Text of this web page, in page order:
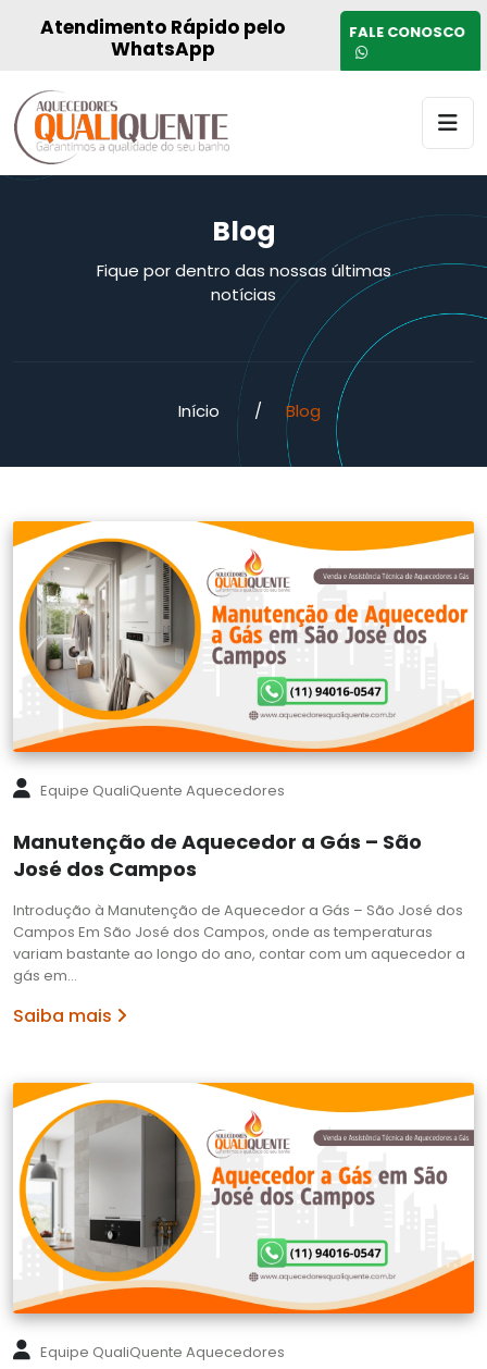
Atendimento Rápido pelo
WhatsApp
FALE CONOSCO
Blog
Fique por dentro das nossas últimas
notícias
Início / Blog
Equipe QualiQuente Aquecedores
Manutenção de Aquecedor a Gás – São
José dos Campos
Introdução à Manutenção de Aquecedor a Gás – São José dos
Campos Em São José dos Campos, onde as temperaturas
variam bastante ao longo do ano, contar com um aquecedor a
gás em…
Saiba mais
Equipe QualiQuente Aquecedores